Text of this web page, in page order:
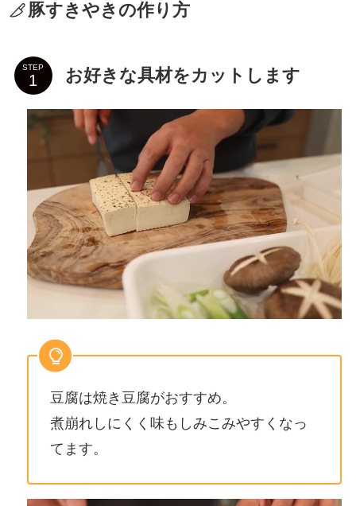
豚すきやきの作り方
STEP お好きな具材をカットします
豆腐は焼き豆腐がおすすめ。
煮崩れしにくく味もしみこみやすくなっ
てます。